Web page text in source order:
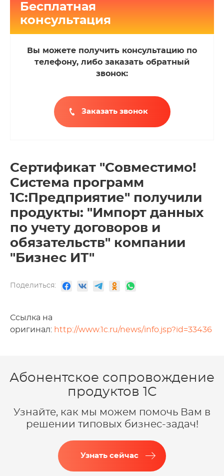
Бесплатная
консультация
Вы можете получить консультацию по
телефону, либо заказать обратный
звонок:
Заказать звонок
Сертификат "Совместимо!
Система программ
1С:Предприятие" получили
продукты: "Импорт данных
по учету договоров и
обязательств" компании
"Бизнес ИТ"
Поделиться:
Ссылка на
оригинал: http://www.1c.ru/news/info.jsp?id=33436
Абонентское сопровождение
продуктов 1C
Узнайте, как мы можем помочь Вам в
решении типовых бизнес-задач!
Узнать сейчас